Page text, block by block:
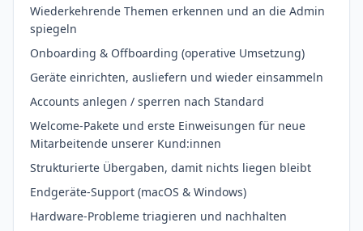
Wiederkehrende Themen erkennen und an die Admin
spiegeln
Onboarding & Offboarding (operative Umsetzung)
Geräte einrichten, ausliefern und wieder einsammeln
Accounts anlegen / sperren nach Standard
Welcome-Pakete und erste Einweisungen für neue
Mitarbeitende unserer Kund:innen
Strukturierte Übergaben, damit nichts liegen bleibt
Endgeräte-Support (macOS & Windows)
Hardware-Probleme triagieren und nachhalten